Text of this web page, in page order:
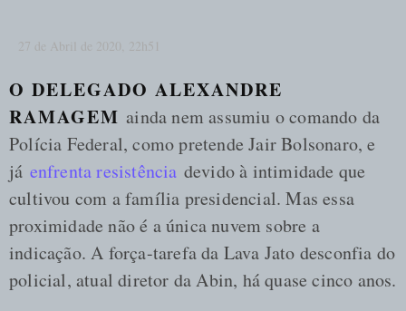
27 de Abril de 2020, 22h51
O DELEGADO ALEXANDRE
RAMAGEM ainda nem assumiu o comando da
Polícia Federal, como pretende Jair Bolsonaro, e
já enfrenta resistência devido à intimidade que
cultivou com a família presidencial. Mas essa
proximidade não é a única nuvem sobre a
indicação. A força-tarefa da Lava Jato desconfia do
policial, atual diretor da Abin, há quase cinco anos.